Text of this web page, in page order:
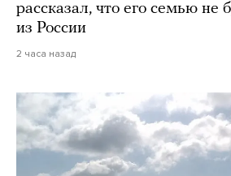
рассказал, что его семью не
из России
2 часа назад